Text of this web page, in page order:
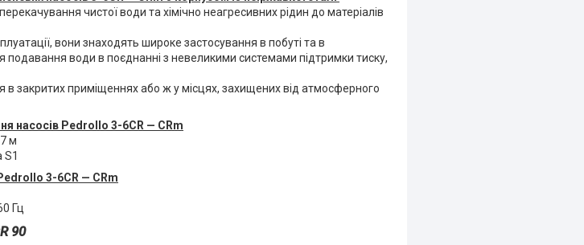
чистої води та хімічно неагресивних рідин до матеріалів
вони знаходять широке застосування в побуті та в
подавання води в поєднанні з невеликими системами підтримки тиску,
закритих приміщеннях або ж у місцях, захищених від атмосферного
насосів Pedrollo 3-6CR — CRm
м
S1
3-6CR — CRm
Гц
90